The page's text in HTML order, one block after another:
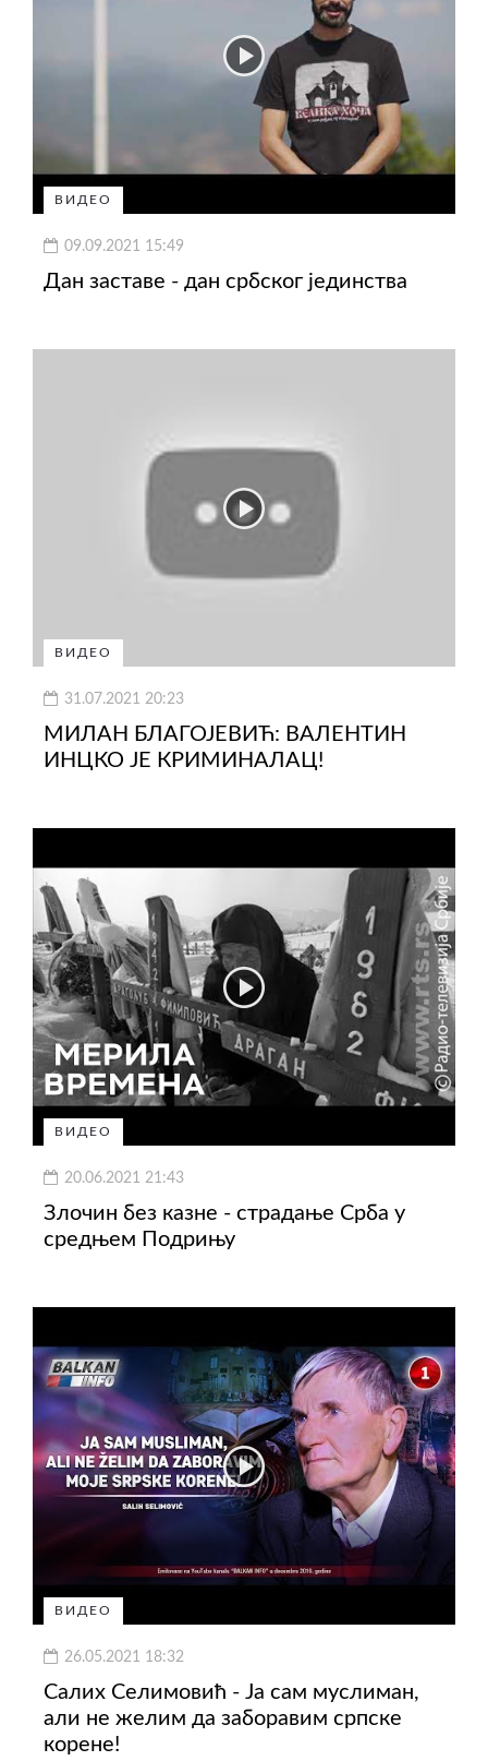
ВИДЕО
09.09.2021 15:49
Дан заставе - дан србског јединства
ВИДЕО
31.07.2021 20:23
МИЛАН БЛАГОЈЕВИЋ: ВАЛЕНТИН
ИНЦКО ЈЕ КРИМИНАЛАЦ!
ВИДЕО
20.06.2021 21:43
Злочин без казне - страдање Срба у
средњем Подрињу
ВИДЕО
26.05.2021 18:32
Салих Селимовић - Ја сам муслиман,
али не желим да заборавим српске
корене!